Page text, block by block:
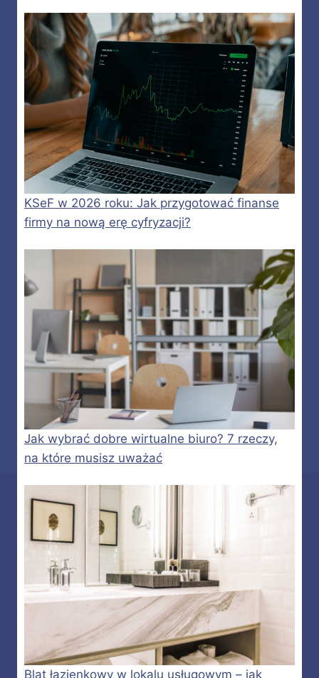
KSeF w 2026 roku: Jak przygotować finanse
firmy na nową erę cyfryzacji?
Jak wybrać dobre wirtualne biuro? 7 rzeczy,
na które musisz uważać
Blat łazienkowy w lokalu usługowym – jak